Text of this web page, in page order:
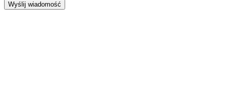
Wyślij wiadomość